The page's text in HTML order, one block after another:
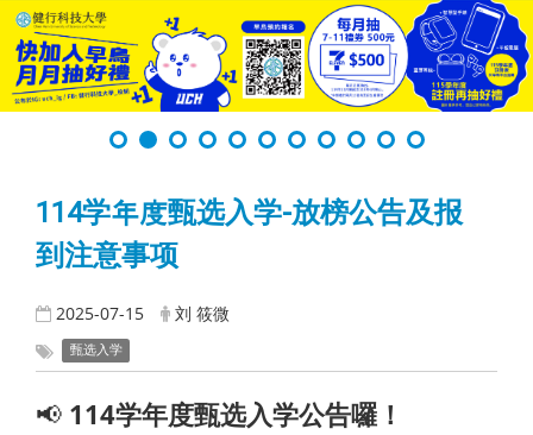
114学年度甄选入学-放榜公告及报
到注意事项
2025-07-15 刘 筱微
甄选入学
📢 114学年度甄选入学公告囉！